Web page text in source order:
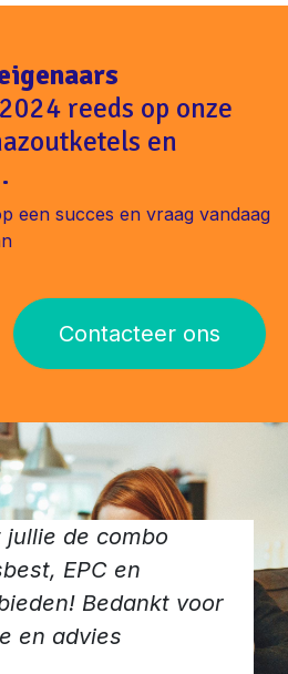
reeds op onze
en
een succes en vraag vandaag
Contacteer ons
jullie de combo
EPC en
Bedankt voor
en advies